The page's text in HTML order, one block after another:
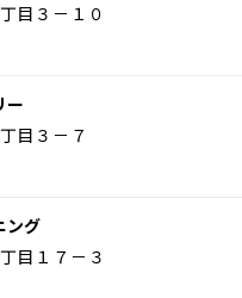
目３－１０
ー
目３－７
ング
目１７－３